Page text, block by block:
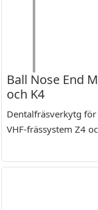
Ball Nose End
och K4
Dentalfräsverkytg
VHF-frässystem Z4